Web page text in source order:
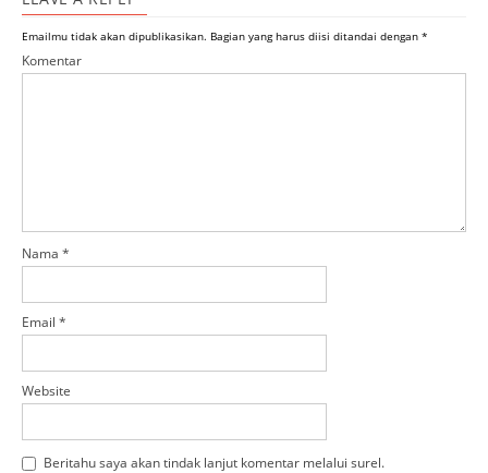
Emailmu tidak akan dipublikasikan. Bagian yang harus diisi ditandai dengan *
Komentar
Nama *
Email *
Website
Beritahu saya akan tindak lanjut komentar melalui surel.